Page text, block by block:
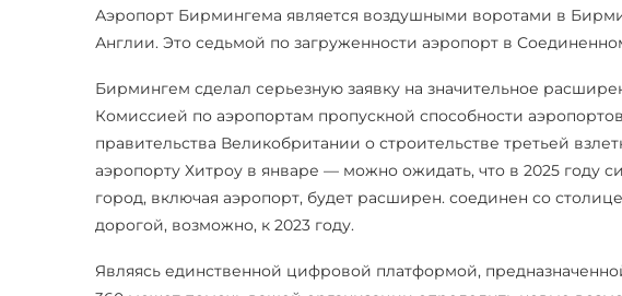
Аэропорт Бирмингема является воздушными воротами в
Англии. Это седьмой по загруженности аэропорт в
Бирмингем сделал серьезную заявку на значительное
Комиссией по аэропортам пропускной способности
правительства Великобритании о строительстве третьей
аэропорту Хитроу в январе — можно ожидать, что в 2025 году
город, включая аэропорт, будет расширен. соединен со
дорогой, возможно, к 2023 году.
Являясь единственной цифровой платформой,